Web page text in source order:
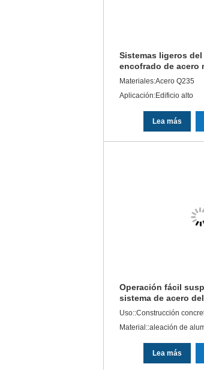
Sistemas ligeros
encofrado de acero
de la columna
Materiales:Acero Q235
Aplicación:Edificio alto
Lea más
Operación fácil
sistema de acero
encofrado de la losa
Uso::Construcción
Material::aleación de
Lea más